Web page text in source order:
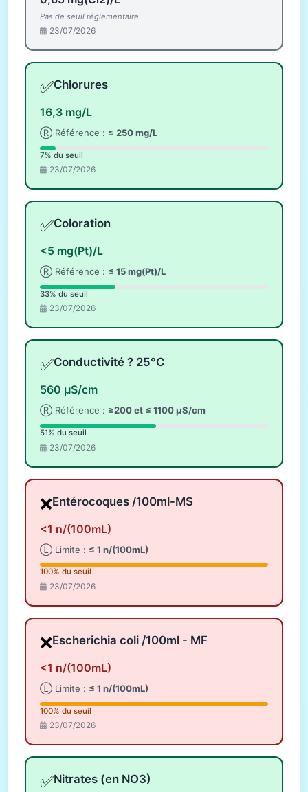
Pas de seuil réglementaire
23/07/2026
✅Chlorures
16,3 mg/L
Ⓡ Référence : ≤ 250 mg/L
7% du seuil
23/07/2026
✅Coloration
<5 mg(Pt)/L
Ⓡ Référence : ≤ 15 mg(Pt)/L
33% du seuil
23/07/2026
✅Conductivité ? 25°C
560 µS/cm
Ⓡ Référence : ≥200 et ≤ 1100 µS/cm
51% du seuil
23/07/2026
❌Entérocoques /100ml-MS
<1 n/(100mL)
Ⓛ Limite : ≤ 1 n/(100mL)
100% du seuil
23/07/2026
❌Escherichia coli /100ml - MF
<1 n/(100mL)
Ⓛ Limite : ≤ 1 n/(100mL)
100% du seuil
23/07/2026
✅Nitrates (en NO3)